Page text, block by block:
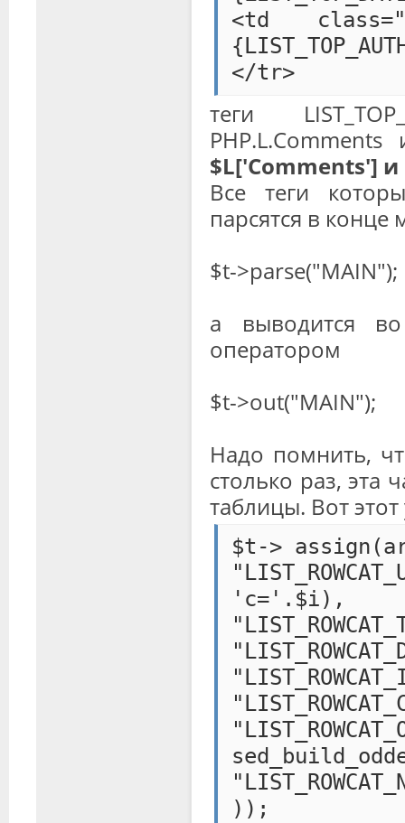
<td
</tr>
теги
$L['Comments']
Все теги
парсятся в
$t->parse("MAIN");
а выводится
оператором
$t->out("MAIN");
Надо помнить,
столько раз, эта
таблицы. Вот
$t->
'c='.$i),
));